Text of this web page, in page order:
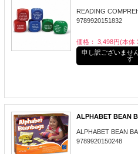
READING
9789920151832
価格： 3,498円(本体
申し訳ございませ
す
ALPHABET BEAN
ALPHABET BEAN
9789920150248